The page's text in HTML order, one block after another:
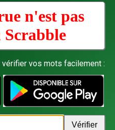
n'est pas
Scrabble
vos mots facilement :